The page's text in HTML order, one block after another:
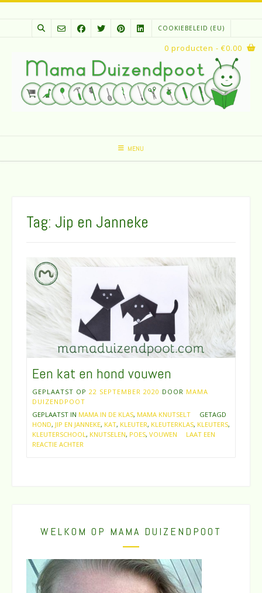
Spring
COOKIEBELEID (EU)
MENU
0 producten - €0.00
Tag: Jip en Janneke
Een kat en hond vouwen
GEPLAATST OP 22 SEPTEMBER 2020 DOOR MAMA
DUIZENDPOOT
GEPLAATST IN MAMA IN DE KLAS, MAMA KNUTSELT
GETAGD
HOND, JIP EN JANNEKE, KAT, KLEUTER, KLEUTERKLAS, KLEUTERS,
KLEUTERSCHOOL, KNUTSELEN, POES, VOUWEN
LAAT EEN
REACTIE ACHTER
WELKOM OP MAMA DUIZENDPOOT